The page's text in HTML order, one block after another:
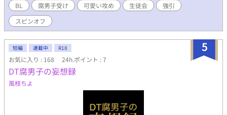
す。 鷹也と和美の話が気になる方はぜひ前作も見に行ってやって
ください ■キャラ 加藤学(かとう まなぶ) 高校３年生 前作、桜坂
和美の友達。腐男子。 和美と鷹也の関係に興味津々。自分は違っ
たのに薫に趣味がバレたことで、BL展開に引き込まれてしまっ
た。少女漫画みたいな恋愛に憧れているので、優しくされたい。
秋山 薫(あきやま かおる) 3年生 生徒会書記。鷹也とは腐れ縁。 可
愛い顔して人によって態度もキャラも変える小悪魔。家庭教師に
女を教えらたことが忘れられず一夜限りの相手、セフレに溺れる
ようになった。快楽主義者で、愛を知らない。あるキッカケで学
に気を持つようになる。 【重複投稿】 Blove、fujossy、ポケット
BLノベルクラブ、エブリスタ、アルファポリス、魔法のiらんど、
カクヨム、ノベラボ、ツギクル、プリ小説、ハーメルン、NOVEL
BL 腐男子受け 可愛い攻め 生徒会
強引
スピンオフ
5
短編 連載中 R18
お気に入り : 168 24h.ポイント : 7
DT腐男子の妄想録
風枝ちよ